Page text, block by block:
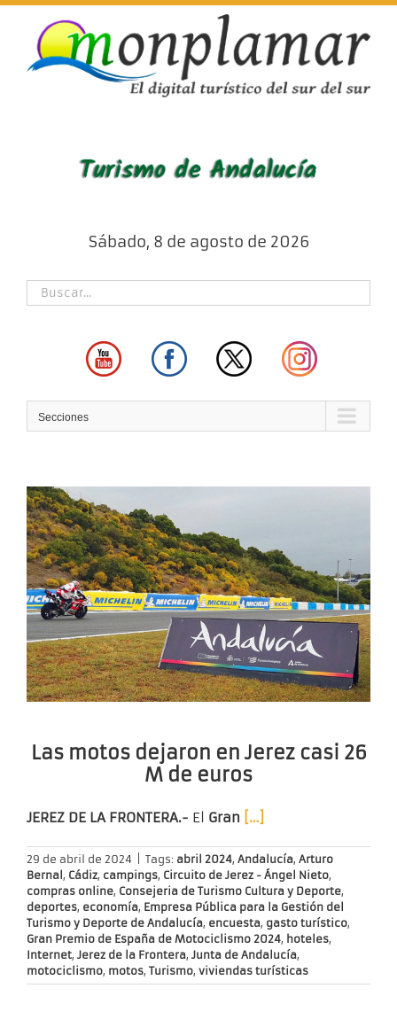
Skip
content
Sábado, 8 de agosto de 2026
Secciones
Las motos dejaron en Jerez casi 26
M de euros
JEREZ DE LA FRONTERA.- El Gran […]
29 de abril de 2024 Tags: abril 2024, Andalucía, Arturo
Bernal , Cádiz, campings, Circuito de Jerez - Ángel Nieto,
compras online, Consejeria de Turismo Cultura y Deporte,
deportes, economía, Empresa Pública para la Gestión del
Turismo y Deporte de Andalucía, encuesta, gasto turístico,
Gran Premio de España de Motociclismo 2024, hoteles,
Internet, Jerez de la Frontera, Junta de Andalucía,
motociclismo, motos, Turismo, viviendas turísticas